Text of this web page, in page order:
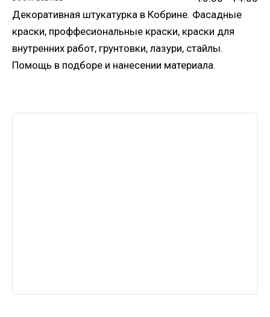
Декоративная штукатурка в Кобрине. Фасадные
краски, проффесиональные краски, краски для
внутренних работ, грунтовки, лазури, стайлы.
Помощь в подборе и нанесении материала.